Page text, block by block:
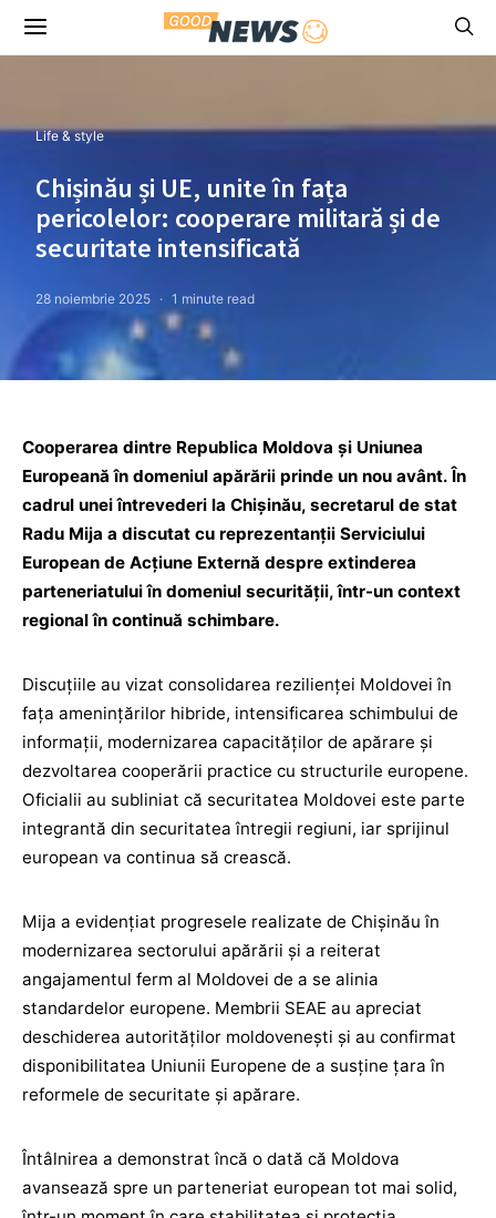
Life & style
Chișinău și UE, unite în fața
pericolelor: cooperare militară și de
securitate intensificată
28 noiembrie 2025 1 minute read
Cooperarea dintre Republica Moldova și Uniunea
Europeană în domeniul apărării prinde un nou avânt. În
cadrul unei întrevederi la Chișinău, secretarul de stat
Radu Mija a discutat cu reprezentanții Serviciului
European de Acțiune Externă despre extinderea
parteneriatului în domeniul securității, într-un context
regional în continuă schimbare.
Discuțiile au vizat consolidarea rezilienței Moldovei în
fața amenințărilor hibride, intensificarea schimbului de
informații, modernizarea capacităților de apărare și
dezvoltarea cooperării practice cu structurile europene.
Oficialii au subliniat că securitatea Moldovei este parte
integrantă din securitatea întregii regiuni, iar sprijinul
european va continua să crească.
Mija a evidențiat progresele realizate de Chișinău în
modernizarea sectorului apărării și a reiterat
angajamentul ferm al Moldovei de a se alinia
standardelor europene. Membrii SEAE au apreciat
deschiderea autorităților moldovenești și au confirmat
disponibilitatea Uniunii Europene de a susține țara în
reformele de securitate și apărare.
Întâlnirea a demonstrat încă o dată că Moldova
avansează spre un parteneriat european tot mai solid,